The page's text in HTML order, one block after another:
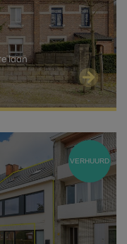
niet hoger ligt
op depagina
laan
VERHUURD